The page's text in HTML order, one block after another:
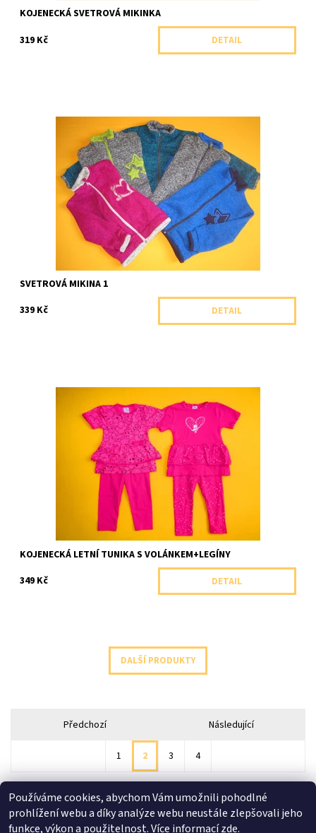
KOJENECKÁ SVETROVÁ MIKINKA
319 Kč
DETAIL
Celopropínací teplá svetrová mikina se stojáčkem a výšivkou.
Skladem 1 ks
Arex, ČR
SVETROVÁ MIKINA 1
339 Kč
DETAIL
Romantická tunika pro nejmenší s krátkým rukávem zdobená
volánkem a doplněná legíny.
Skladem 1 ks
Arex, ČR
KOJENECKÁ LETNÍ TUNIKA S VOLÁNKEM+LEGÍNY
349 Kč
DETAIL
DALŠÍ PRODUKTY
Předchozí Následující
1 2 3 4
Shoptet.cz | facebook Bílé Slůně | Instagram Bílé Slůně
Používáme cookies, abychom Vám umožnili pohodlné
prohlížení webu a díky analýze webu neustále zlepšovali jeho
funkce, výkon a použitelnost.Více informací zde.